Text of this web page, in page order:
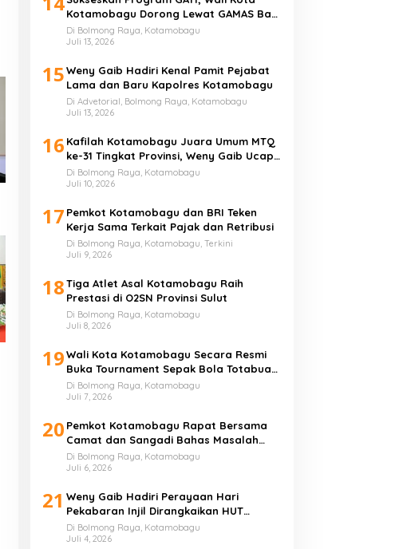
Kotamobagu Dorong Lewat GAMAS Bagi
Anak Sekolah
Di Bolmong Raya, Kotamobagu
Juli 13, 2026
15Weny Gaib Hadiri Kenal Pamit Pejabat
Lama dan Baru Kapolres Kotamobagu
Di Advetorial, Bolmong Raya, Kotamobagu
Juli 13, 2026
16 Kafilah Kotamobagu Juara Umum MTQ
ke-31 Tingkat Provinsi, Weny Gaib Ucap
Syukur
Di Bolmong Raya, Kotamobagu
Juli 10, 2026
17 Pemkot Kotamobagu dan BRI Teken
Kerja Sama Terkait Pajak dan Retribusi
Di Bolmong Raya, Kotamobagu, Terkini
Juli 9, 2026
18Tiga Atlet Asal Kotamobagu Raih
Prestasi di O2SN Provinsi Sulut
Di Bolmong Raya, Kotamobagu
Juli 8, 2026
19Wali Kota Kotamobagu Secara Resmi
Buka Tournament Sepak Bola Totabuan
Champion League
Di Bolmong Raya, Kotamobagu
Juli 7, 2026
20 Pemkot Kotamobagu Rapat Bersama
Camat dan Sangadi Bahas Masalah
Sampah
Di Bolmong Raya, Kotamobagu
Juli 6, 2026
21 Weny Gaib Hadiri Perayaan Hari
Pekabaran Injil Dirangkaikan HUT
GMIBM Bersinode ke-76
Di Bolmong Raya, Kotamobagu
Juli 4, 2026